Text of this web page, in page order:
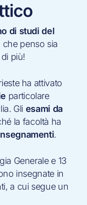
di studi del
che penso sia
più!
ha attivato
particolare
Gli esami da
la facoltà ha
.
Generale e 13
insegnate in
a cui segue un